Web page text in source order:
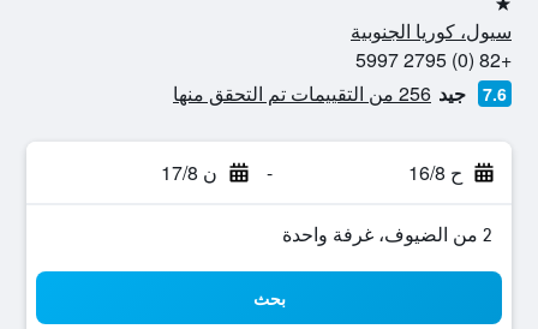
نجمة واحدة
سيول، كوريا الجنوبية
+82 (0) 2795 5997
7.6 جيد 256 من التقييمات تم التحقق منها
ح 16/8 - ن 17/8
2 من الضيوف، غرفة واحدة
بحث